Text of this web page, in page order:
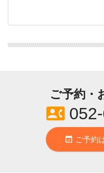
ご予約・
contact_phone052-
event_available ご予約